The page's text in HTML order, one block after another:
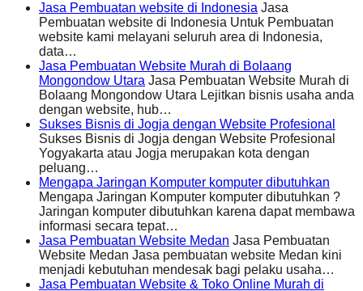
Jasa Pembuatan website di Indonesia Jasa
Pembuatan website di Indonesia Untuk Pembuatan
website kami melayani seluruh area di Indonesia,
data…
Jasa Pembuatan Website Murah di Bolaang
Mongondow Utara Jasa Pembuatan Website Murah di
Bolaang Mongondow Utara Lejitkan bisnis usaha anda
dengan website, hub…
Sukses Bisnis di Jogja dengan Website Profesional
Sukses Bisnis di Jogja dengan Website Profesional
Yogyakarta atau Jogja merupakan kota dengan
peluang…
Mengapa Jaringan Komputer komputer dibutuhkan
Mengapa Jaringan Komputer komputer dibutuhkan ?
Jaringan komputer dibutuhkan karena dapat membawa
informasi secara tepat…
Jasa Pembuatan Website Medan Jasa Pembuatan
Website Medan Jasa pembuatan website Medan kini
menjadi kebutuhan mendesak bagi pelaku usaha…
Jasa Pembuatan Website & Toko Online Murah di